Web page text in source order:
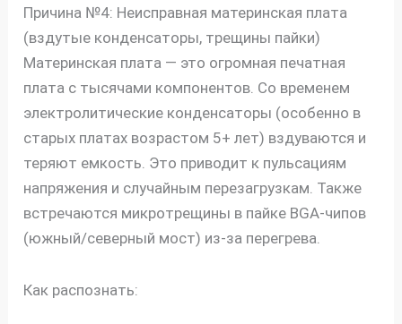
Причина №4: Неисправная материнская плата
(вздутые конденсаторы, трещины пайки)
Материнская плата — это огромная печатная
плата с тысячами компонентов. Со временем
электролитические конденсаторы (особенно в
старых платах возрастом 5+ лет) вздуваются и
теряют емкость. Это приводит к пульсациям
напряжения и случайным перезагрузкам. Также
встречаются микротрещины в пайке BGA-чипов
(южный/северный мост) из-за перегрева.
Как распознать: